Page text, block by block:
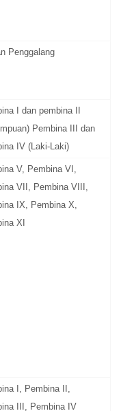
Penggalang
I dan pembina II
Pembina III dan
IV (Laki-Laki)
V, Pembina VI,
VII, Pembina VIII,
IX, Pembina X,
XI
I, Pembina II,
III, Pembina IV